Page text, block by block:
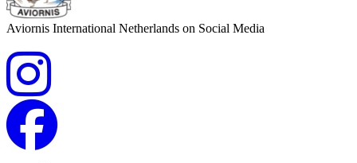
Aviornis International Netherlands on Social Media